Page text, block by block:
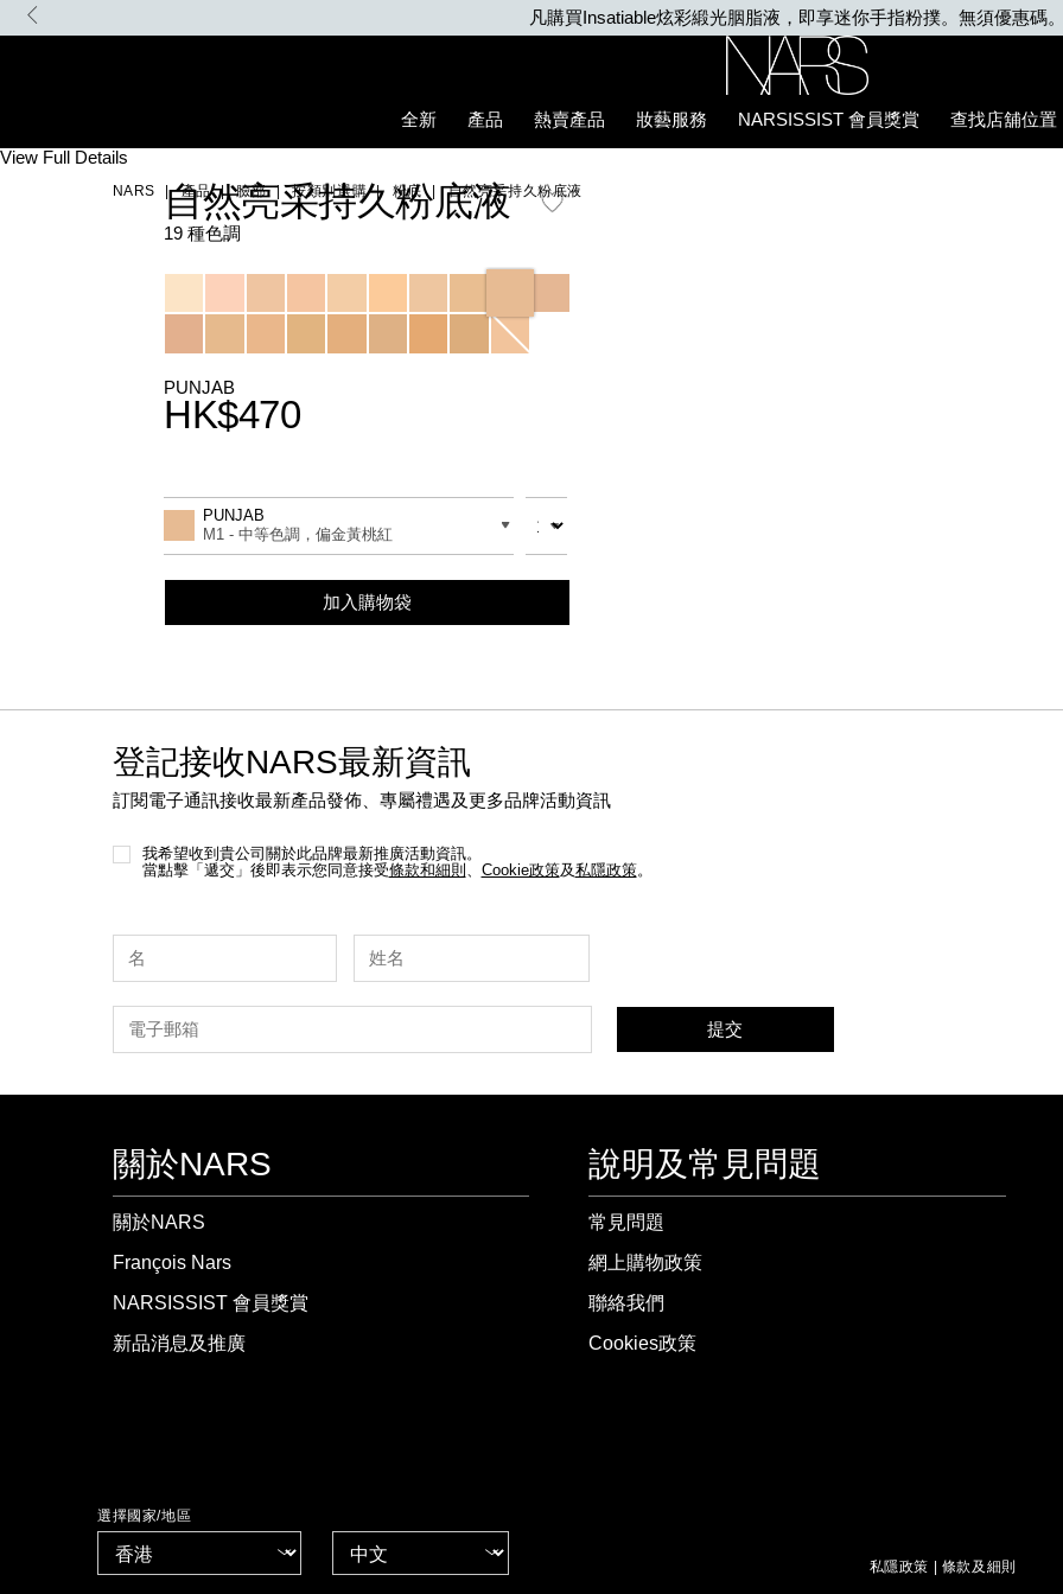
Skip
凡購買Insatiable炫彩緞光胭脂液，即享迷你手指粉撲。無須優惠碼
全新
產品 熱賣產品 妝藝服務 NARSISSIST 會員獎賞 查找店舖位置
NARS 產品 臉部 按類別選購 粉底 自然亮采持久粉底液
Details
/zh/punjab-
foundation/0607845066088_hk.html
Item
0607845066088_hk
View Full Details
自然亮采持久粉底液
19 種色調
Variations
PUNJAB
HK$470
to
options
Actions
差別
PUNJAB
M1 - 中等色調，偏金黃桃紅
數量
加入購物袋
登記接收NARS最新資訊
訂閱電子通訊接收最新產品發佈、專屬禮遇及更多品牌活動資訊
我希望收到貴公司關於此品牌最新推廣活動資訊。
當點擊「遞交」後即表示您同意接受條款和細則 Cookie政策及私隱政策。
提交
關於NARS
關於NARS
François Nars
NARSISSIST 會員獎賞
新品消息及推廣
說明及常見問題
常見問題
網上購物政策
聯絡我們
Cookies政策
選擇國家/地區
私隱政策 | 條款及細則